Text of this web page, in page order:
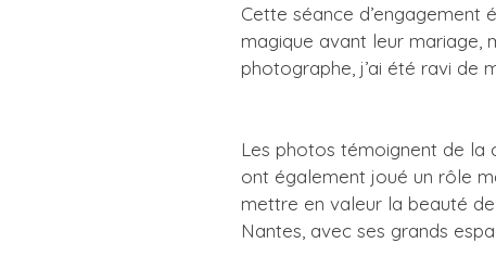
Cette séance d’engagement
magique avant leur mariage,
photographe, j’ai été ravi de
Les photos témoignent de la
ont également joué un rôle
mettre en valeur la beauté
Nantes, avec ses grands